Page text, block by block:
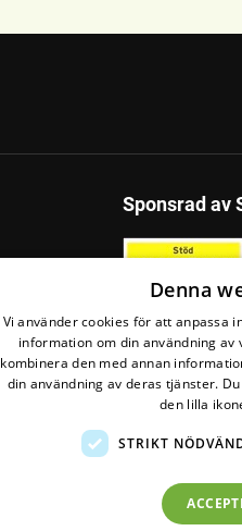
Sponsrad av
el från
Denna
Vi använder cookies för att anpassa
information om din användning
kombinera den med annan
din användning av deras tjänster.
den lilla
STRIKT